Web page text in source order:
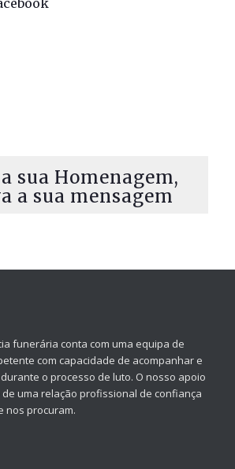
sua Homenagem,
a sua mensagem
funerária conta com uma equipa de
com capacidade de acompanhar e
o processo de luto. O nosso apoio
uma relação profissional de confiança
nos procuram.